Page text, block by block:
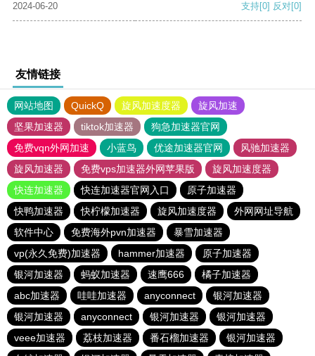
2024-06-20
支持[0] 反对[0]
友情链接
网站地图 QuickQ 旋风加速度器
旋风加速
坚果加速器
tiktok加速器
狗急加速器官网
免费vqn外网加速
小蓝鸟 优途加速器官网
风驰加速器
旋风加速器
免费vps加速器外网苹果版
旋风加速度器
快连加速器
快连加速器官网入口
原子加速器
快鸭加速器
快柠檬加速器 旋风加速度器
外网网址导航
软件中心
免费海外pvn加速器
暴雪加速器
vp(永久免费)加速器
hammer加速器
原子加速器
银河加速器
蚂蚁加速器 速鹰666
橘子加速器
abc加速器
哇哇加速器 anyconnect
银河加速器
银河加速器
anyconnect 银河加速器
银河加速器
veee加速器
荔枝加速器 番石榴加速器
银河加速器